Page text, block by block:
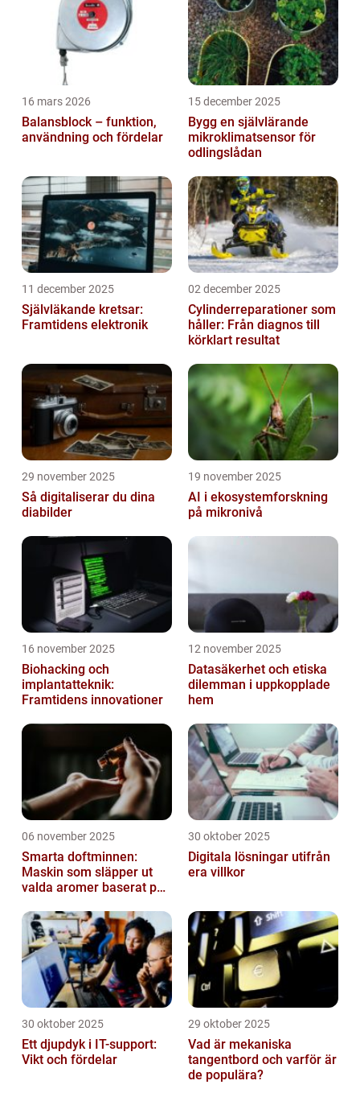
16 mars 2026
Balansblock – funktion,
användning och fördelar
15 december 2025
Bygg en självlärande
mikroklimatsensor för
odlingslådan
11 december 2025
Självläkande kretsar:
Framtidens elektronik
02 december 2025
Cylinderreparationer som
håller: Från diagnos till
körklart resultat
29 november 2025
Så digitaliserar du dina
diabilder
19 november 2025
AI i ekosystemforskning
på mikronivå
16 november 2025
Biohacking och
implantatteknik:
Framtidens innovationer
12 november 2025
Datasäkerhet och etiska
dilemman i uppkopplade
hem
06 november 2025
Smarta doftminnen:
Maskin som släpper ut
valda aromer baserat på
30 oktober 2025
Digitala lösningar utifrån
era villkor
30 oktober 2025
Ett djupdyk i IT-support:
Vikt och fördelar
29 oktober 2025
Vad är mekaniska
tangentbord och varför är
de populära?